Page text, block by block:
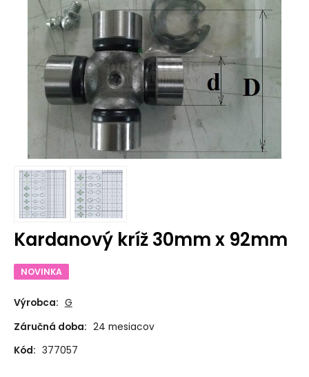
Kardanový kríž 30mm x 92mm
NOVINKA
Výrobca: G
Záručná doba: 24 mesiacov
Kód: 377057